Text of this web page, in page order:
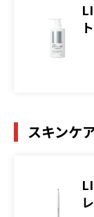
ト
スキンケ